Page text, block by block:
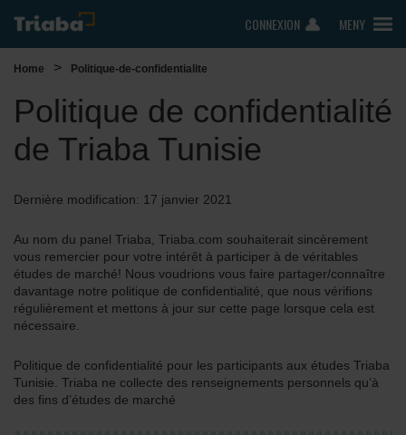
MENY
CONNEXION
Home > Politique-de-confidentialite
Politique de confidentialité
de Triaba Tunisie
Dernière modification: 17 janvier 2021
Au nom du panel Triaba, Triaba.com souhaiterait sincèrement
vous remercier pour votre intérêt à participer à de véritables
études de marché! Nous voudrions vous faire partager/connaître
davantage notre politique de confidentialité, que nous vérifions
régulièrement et mettons à jour sur cette page lorsque cela est
nécessaire.
Politique de confidentialité pour les participants aux études Triaba
Tunisie. Triaba ne collecte des renseignements personnels qu’à
des fins d’études de marché